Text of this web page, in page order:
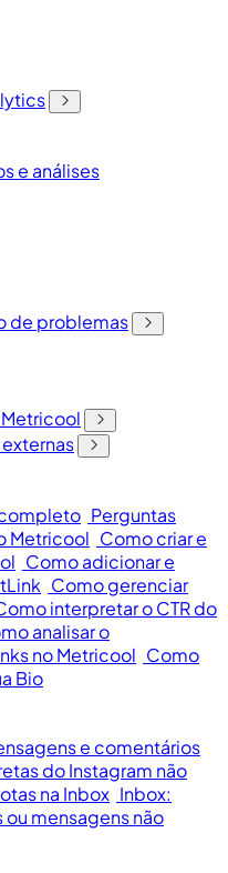
e análises
de problemas
Perguntas
Metricool Como criar e
Como adicionar e
Como gerenciar
interpretar o CTR do
analisar o
no Metricool Como
Bio
e comentários
do Instagram não
na Inbox Inbox:
mensagens não